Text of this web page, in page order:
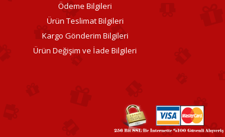
Ödeme Bilgileri
Ürün Teslimat Bilgileri
Kargo Gönderim Bilgileri
Ürün Değişim ve İade Bilgileri